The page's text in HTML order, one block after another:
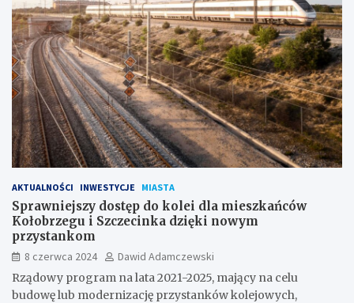
AKTUALNOŚCI INWESTYCJE MIASTA
Sprawniejszy dostęp do kolei dla mieszkańców
Kołobrzegu i Szczecinka dzięki nowym
przystankom
8 czerwca 2024
Dawid Adamczewski
Rządowy program na lata 2021-2025, mający na celu
budowę lub modernizację przystanków kolejowych,